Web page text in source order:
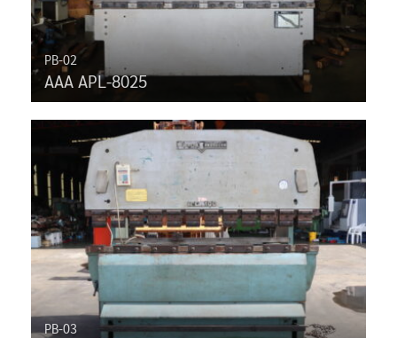
PB-02
AAA APL-8025
PB-03